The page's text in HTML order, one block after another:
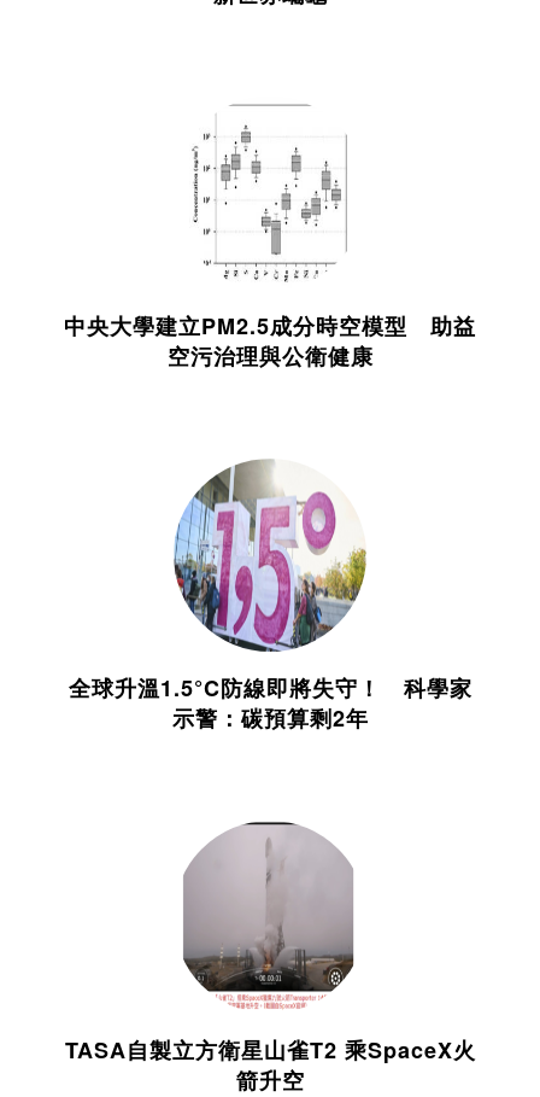
中央大學建立PM2.5成分時空模型 助益
空污治理與公衛健康
全球升溫1.5°C防線即將失守！ 科學家
示警：碳預算剩2年
TASA自製立方衛星山雀T2 乘SpaceX火
箭升空